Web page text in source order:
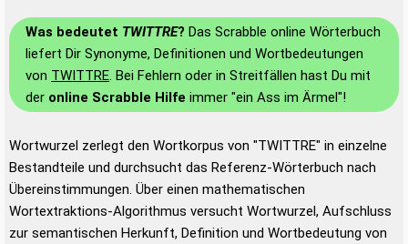
Was bedeutet TWITTRE? Das Scrabble online Wörterbuch
liefert Dir Synonyme, Definitionen und Wortbedeutungen
von TWITTRE. Bei Fehlern oder in Streitfällen hast Du mit
der online Scrabble Hilfe immer "ein Ass im Ärmel"!
Wortwurzel zerlegt den Wortkorpus von "TWITTRE" in einzelne
Bestandteile und durchsucht das Referenz-Wörterbuch nach
Übereinstimmungen. Über einen mathematischen
Wortextraktions-Algorithmus versucht Wortwurzel, Aufschluss
zur semantischen Herkunft, Definition und Wortbedeutung von